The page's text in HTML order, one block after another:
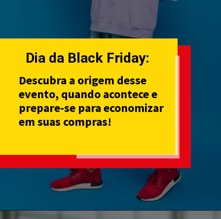
Descubra a origem desse
evento, quando acontece e
prepare-se para economizar
em suas compras!
Dia da Black Friday: